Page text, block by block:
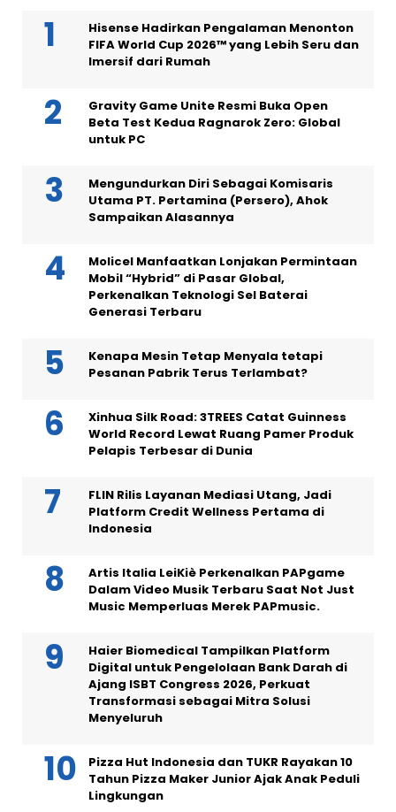
Hisense Hadirkan Pengalaman Menonton
FIFA World Cup 2026™ yang Lebih Seru dan
Imersif dari Rumah
Gravity Game Unite Resmi Buka Open
Beta Test Kedua Ragnarok Zero: Global
untuk PC
Mengundurkan Diri Sebagai Komisaris
Utama PT. Pertamina (Persero), Ahok
Sampaikan Alasannya
Molicel Manfaatkan Lonjakan Permintaan
Mobil “Hybrid” di Pasar Global,
Perkenalkan Teknologi Sel Baterai
Generasi Terbaru
Kenapa Mesin Tetap Menyala tetapi
Pesanan Pabrik Terus Terlambat?
Xinhua Silk Road: 3TREES Catat Guinness
World Record Lewat Ruang Pamer Produk
Pelapis Terbesar di Dunia
FLIN Rilis Layanan Mediasi Utang, Jadi
Platform Credit Wellness Pertama di
Indonesia
Artis Italia LeiKiè Perkenalkan PAPgame
Dalam Video Musik Terbaru Saat Not Just
Music Memperluas Merek PAPmusic.
Haier Biomedical Tampilkan Platform
Digital untuk Pengelolaan Bank Darah di
Ajang ISBT Congress 2026, Perkuat
Transformasi sebagai Mitra Solusi
Menyeluruh
Pizza Hut Indonesia dan TUKR Rayakan 10
Tahun Pizza Maker Junior Ajak Anak Peduli
Lingkungan